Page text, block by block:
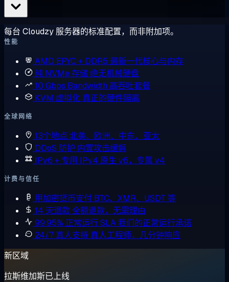
每台 Cloudzy 服务器的标准配置，而非附加项。
性能
AMD EPYC + DDR5 最新一代核心与内存
纯 NVMe 存储绝无机械硬盘
10 Gbps Bandwidth 高吞吐套餐
KVM 虚拟化 真正的硬件隔离
全球网络
13个地点 北美、欧洲、中东、亚太
DDoS 防护 内置攻击缓解
IPv6 + 专用 IPv4 原生 v6，专属 v4
计费与信任
用加密货币支付 BTC、XMR、USDT 等
14 天退款全额退款，无需理由
99.95% 正常运行 SLA我们的正常运行承诺
24/7 真人支持 真人工程师，几分钟响应
新区域
拉斯维加斯已上线